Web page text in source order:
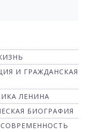
И ГРАЖДАНСКАЯ
ЛЕНИНА
БИОГРАФИЯ